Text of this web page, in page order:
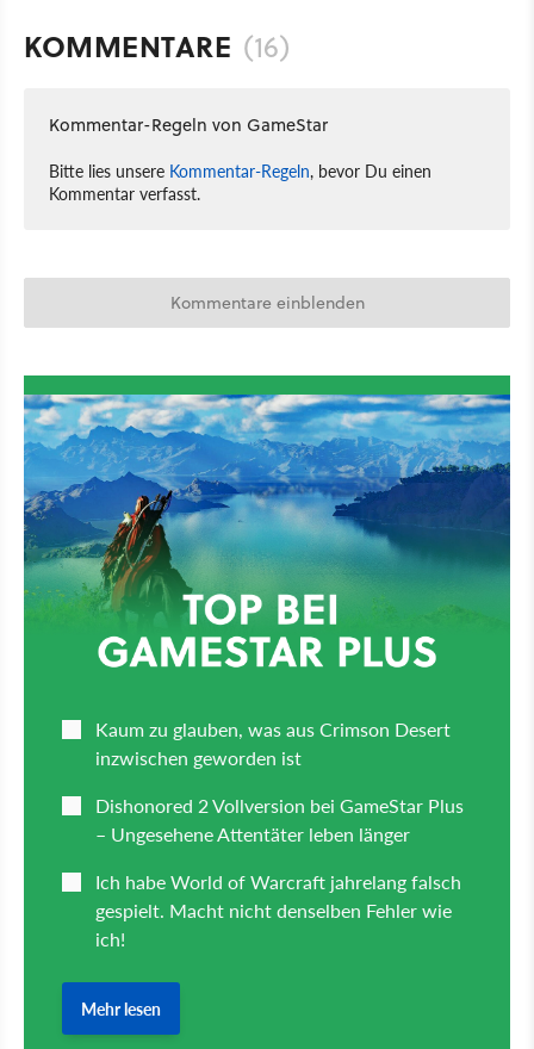
KOMMENTARE (16)
Kommentar-Regeln von GameStar
Bitte lies unsere Kommentar-Regeln, bevor Du einen
Kommentar verfasst.
Kommentare einblenden